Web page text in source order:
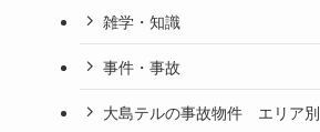
雑学・知識
事件・事故
大島テルの事故物件 エリア別